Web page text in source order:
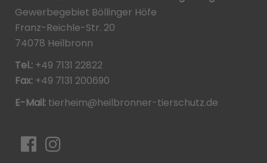
Gewerbegebiet Böllinger Höfe
Franz-Reichle-Str. 20
74078 Heilbronn
Tel.: +49 7131 22822
Fax: +49 7131 200690
E-Mail: tierheim@heilbronner-tierschutz.de